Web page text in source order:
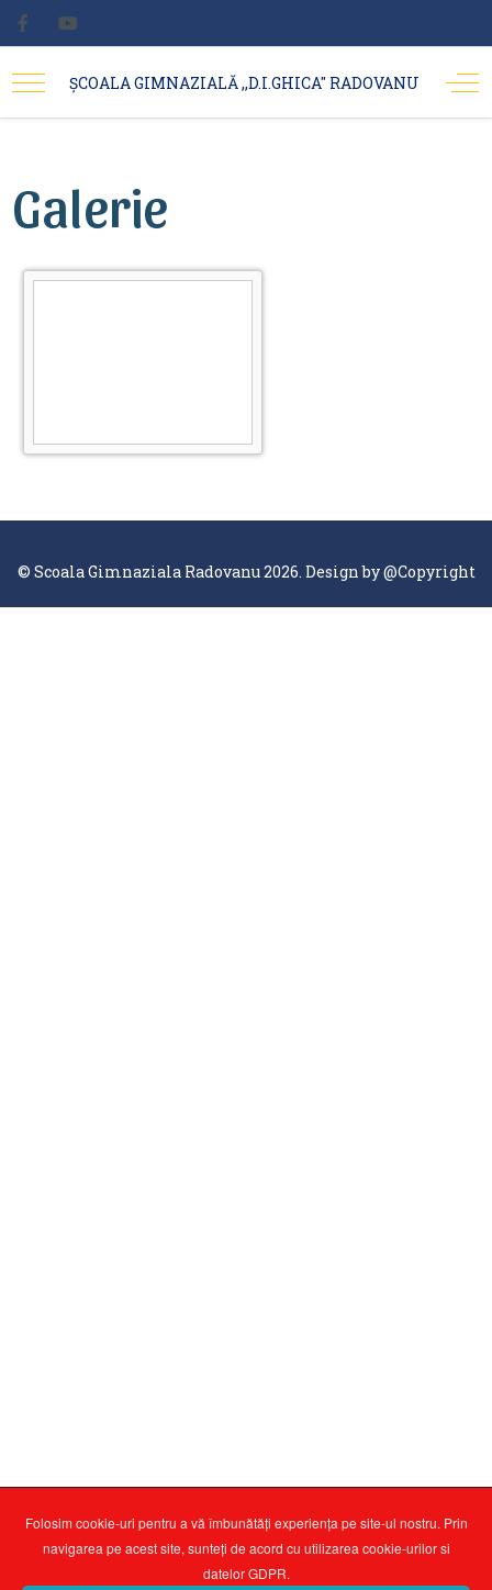
ȘCOALA GIMNAZIALĂ ,,D.I.GHICA'' RADOVANU
Galerie
© Scoala Gimnaziala Radovanu 2026. Design by@Copyright
Folosim cookie-uri pentru a vă îmbunătăți experiența pe site-ul nostru. Prin
navigarea pe acest site, sunteți de acord cu utilizarea cookie-urilor si
datelor GDPR.